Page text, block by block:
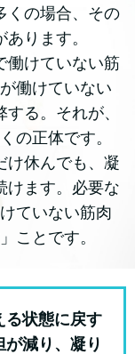
くの場合、その
ります。
働けていない筋
働けていない
る。それが、
の正体です。
け休んでも、凝
けます。必要な
ていない筋肉
ことです。
る状態に戻す
が減り、凝り